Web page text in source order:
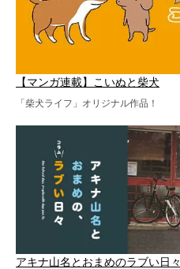
【マンガ連載】こいぬと柴犬
「柴犬ライフ」オリジナル作品！
アキナ山名とおまめのラブい日々